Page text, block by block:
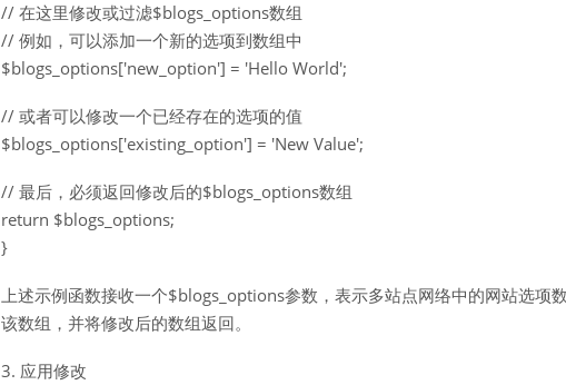
// 在这里修改或过滤$blogs_options数组
// 例如，可以添加一个新的选项到数组中
$blogs_options['new_option'] = 'Hello World';
// 或者可以修改一个已经存在的选项的值
$blogs_options['existing_option'] = 'New Value';
// 最后，必须返回修改后的$blogs_options数组
return $blogs_options;
}
上述示例函数接收一个$blogs_options参数，表示多站点网络中的网站选项
该数组，并将修改后的数组返回。
3. 应用修改